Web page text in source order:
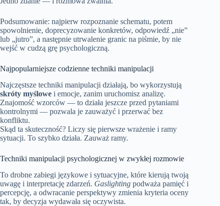
Podsumowanie: najpierw rozpoznanie schematu, potem
spowolnienie, doprecyzowanie konkretów, odpowiedź „nie”
lub „jutro”, a następnie utrwalenie granic na piśmie, by nie
wejść w cudzą grę psychologiczną.
Najpopularniejsze codzienne techniki manipulacji
Najczęstsze techniki manipulacji działają, bo wykorzystują
skróty myślowe i emocje, zanim uruchomisz analizę.
Znajomość wzorców — to działa jeszcze przed pytaniami
kontrolnymi — pozwala je zauważyć i przerwać bez
konfliktu.
Skąd ta skuteczność? Liczy się pierwsze wrażenie i ramy
sytuacji. To szybko działa. Zauważ ramy.
Techniki manipulacji psychologicznej w zwykłej rozmowie
To drobne zabiegi językowe i sytuacyjne, które kierują twoją
uwagę i interpretację zdarzeń. Gaslighting podważa pamięć i
percepcję, a odwracanie perspektywy zmienia kryteria oceny
tak, by decyzja wydawała się oczywista.